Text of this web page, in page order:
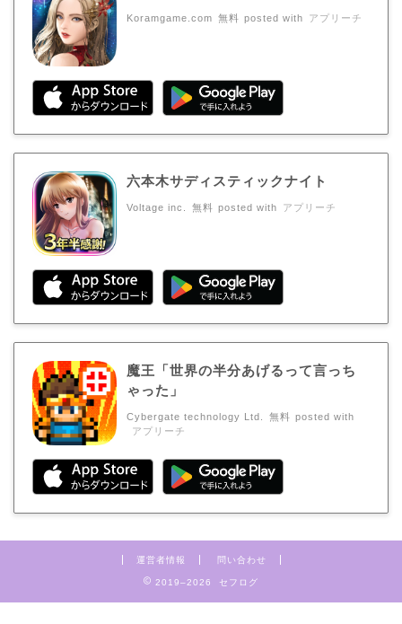
Koramgame.com 無料 posted with アプリーチ
六本木サディスティックナイト
Voltage inc. 無料 posted with アプリーチ
魔王「世界の半分あげるって言っち
ゃった」
Cybergate technology Ltd. 無料 posted with
アプリーチ
運営者情報 問い合わせ
2019–2026 セフログ